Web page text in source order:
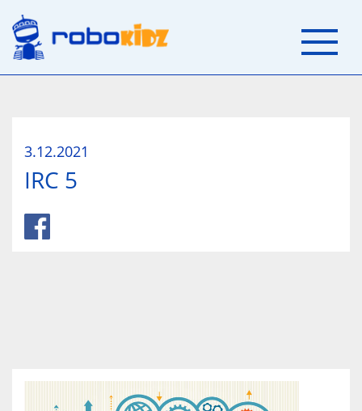
3.12.2021
IRC 5